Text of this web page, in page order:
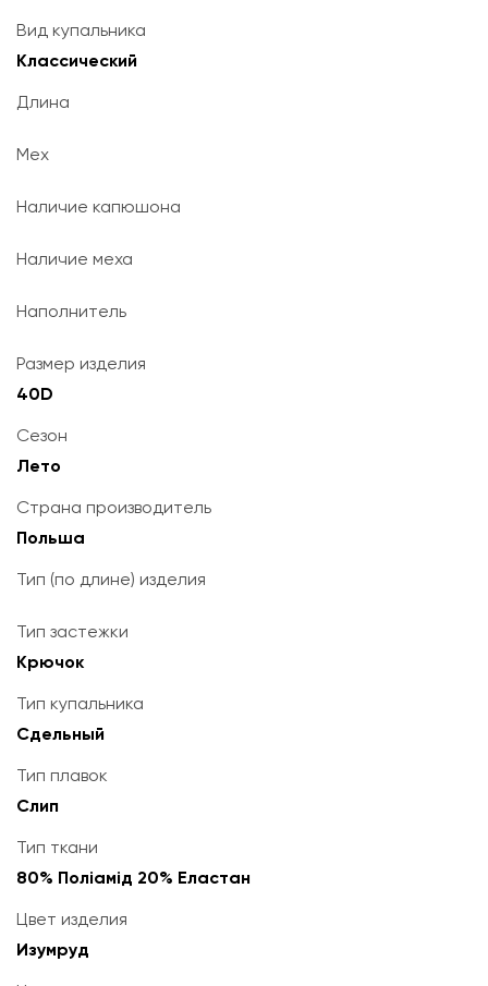
Вид купальника
Классический
Длина
Мех
Наличие капюшона
Наличие меха
Наполнитель
Размер изделия
40D
Сезон
Лето
Страна производитель
Польша
Тип (по длине) изделия
Тип застежки
Крючок
Тип купальника
Сдельный
Тип плавок
Слип
Тип ткани
80% Поліамід 20% Еластан
Цвет изделия
Изумруд